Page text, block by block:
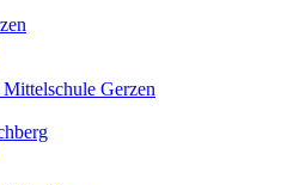
Gerzen